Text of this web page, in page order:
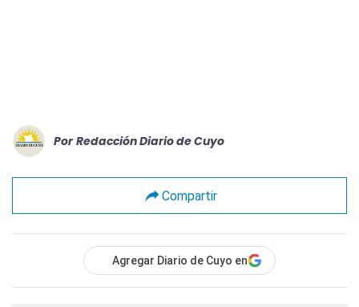
Por Redacción Diario de Cuyo
Compartir
Agregar Diario de Cuyo en